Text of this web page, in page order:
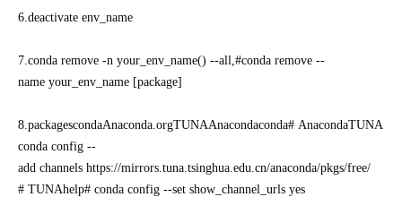
6.deactivate env_name
7.conda remove -n your_env_name() --all,#conda remove --
name your_env_name [package]
8.packagescondaAnaconda.orgTUNAAnacondaconda# AnacondaTUNA
conda config --
add channels https://mirrors.tuna.tsinghua.edu.cn/anaconda/pkgs/free/
# TUNAhelp# conda config --set show_channel_urls yes